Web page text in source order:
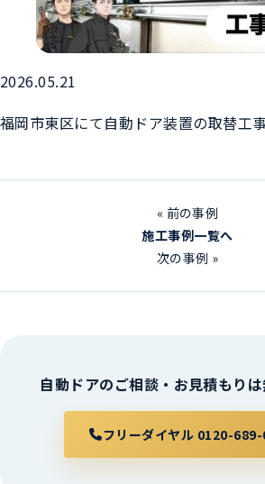
2026.05.21
福岡市東区にて自動ドア装置の取替工
« 前の事例
施工事例一覧へ
次の事例 »
自動ドアのご相談・お見積もりは
フリーダイヤル 0120-